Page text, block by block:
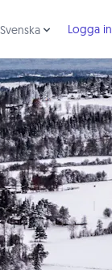
Svenska Logga in